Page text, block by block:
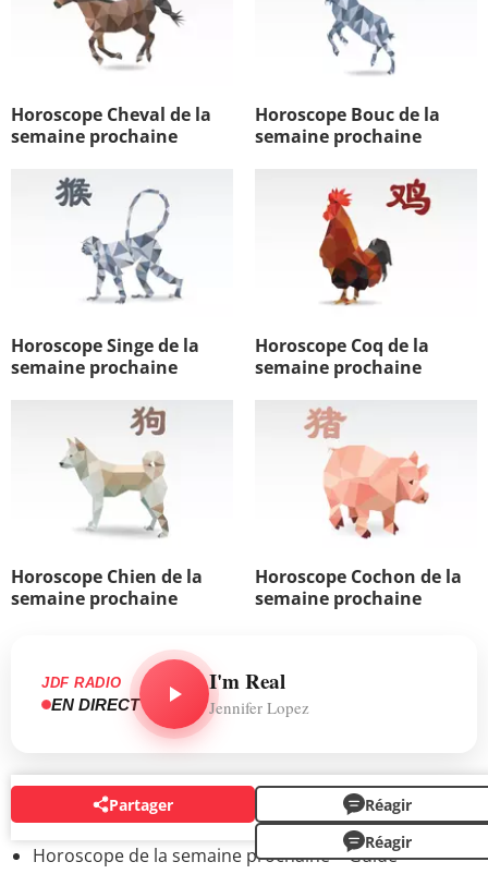
Horoscope Cheval de la
semaine prochaine
Horoscope Bouc de la
semaine prochaine
Horoscope Singe de la
semaine prochaine
Horoscope Coq de la
semaine prochaine
Horoscope Chien de la
semaine prochaine
Horoscope Cochon de la
semaine prochaine
JDF RADIO
EN DIRECT
I'm Real
Jennifer Lopez
Partager
Réagir
Réagir
AUTOUR DU MÊME SUJET
Horoscope de la semaine prochaine> Guide